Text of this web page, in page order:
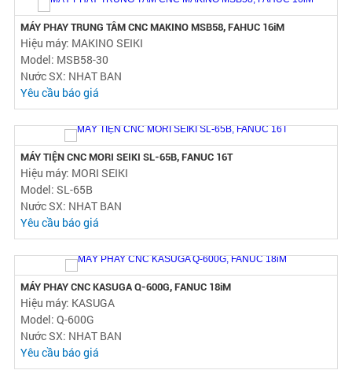
MÁY PHAY TRUNG TÂM CNC MAKINO SEIKI MSA50, FANUC 18iM
Hiệu máy: MAKINO SEIKI
Model: MSA-50
Nước SX: NHAT BAN
Yêu cầu báo giá
MÁY PHAY TRUNG TÂM CNC MAKINO MSB58, FAHUC 16iM
Hiệu máy: MAKINO SEIKI
Model: MSB58-30
Nước SX: NHAT BAN
Yêu cầu báo giá
MÁY TIỆN CNC MORI SEIKI SL-65B, FANUC 16T
Hiệu máy: MORI SEIKI
Model: SL-65B
Nước SX: NHAT BAN
Yêu cầu báo giá